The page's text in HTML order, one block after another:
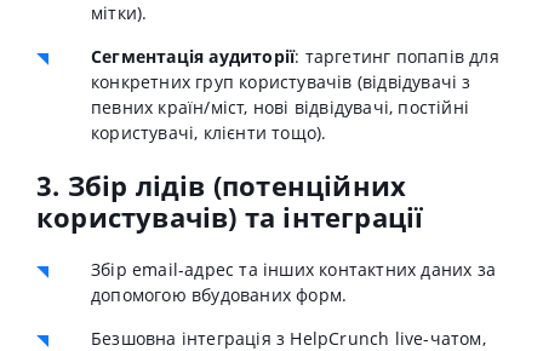
мітки).
Сегментація аудиторії: таргетинг попапів для
конкретних груп користувачів (відвідувачі з
певних країн/міст, нові відвідувачі, постійні
користувачі, клієнти тощо).
3. Збір лідів (потенційних
користувачів) та інтеграції
Збір email-адрес та інших контактних даних за
допомогою вбудованих форм.
Безшовна інтеграція з HelpCrunch live-чатом,